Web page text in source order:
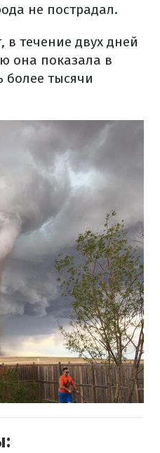
не пострадал.
течение двух дней
она показала в
более тысячи